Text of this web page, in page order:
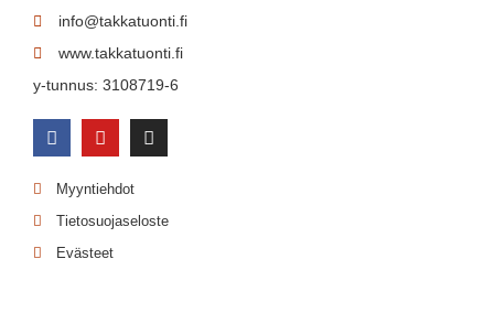
info@takkatuonti.fi
www.takkatuonti.fi
y-tunnus: 3108719-6
Myyntiehdot
Tietosuojaseloste
Evästeet